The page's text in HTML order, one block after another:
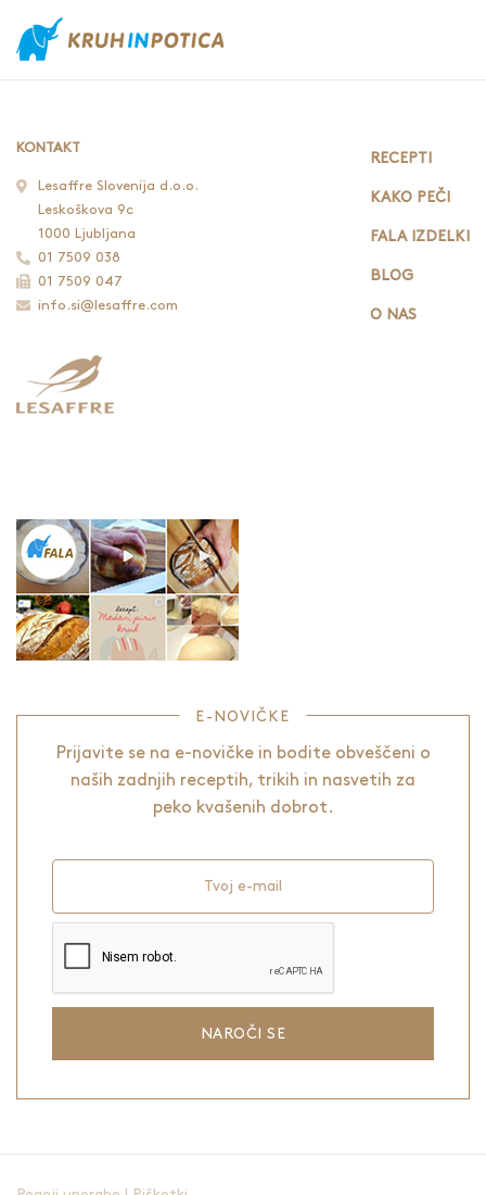
KONTAKT
Lesaffre Slovenija d.o.o.
Leskoškova 9c
1000 Ljubljana
01 7509 038
01 7509 047
info.si@lesaffre.com
RECEPTI
KAKO PEČI
FALA IZDELKI
BLOG
O NAS
E-NOVIČKE
Prijavite se na e-novičke in bodite obveščeni o
naših zadnjih receptih, trikih in nasvetih za
peko kvašenih dobrot.
Tvoj e-mail
NAROČI SE